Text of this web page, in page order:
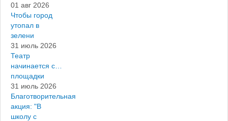
01 авг 2026
Чтобы город
утопал в
зелени
31 июль 2026
Театр
начинается с…
площадки
31 июль 2026
Благотворительная
акция: "В
школу с